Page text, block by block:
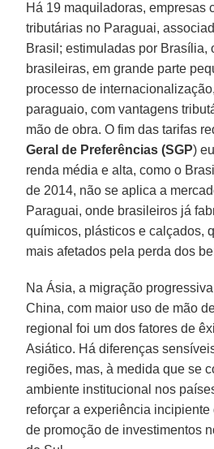
Há 19 maquiladoras, empresas
tributárias no Paraguai,
Brasil; estimuladas por Brasília,
brasileiras, em grande parte
processo de
paraguaio, com vantagens
mão de obra. O fim das tarifas
Geral de Preferências (SGP)
renda média e alta, como o
de 2014, não se aplica a
Paraguai, onde brasileiros já
químicos, plásticos e calçados,
mais afetados pela perda dos
Na Ásia, a migração
China, com maior uso de mão
regional foi um dos fatores de
Asiático. Há diferenças
regiões, mas, à medida que se
ambiente institucional nos
reforçar a experiência
de promoção de investimentos